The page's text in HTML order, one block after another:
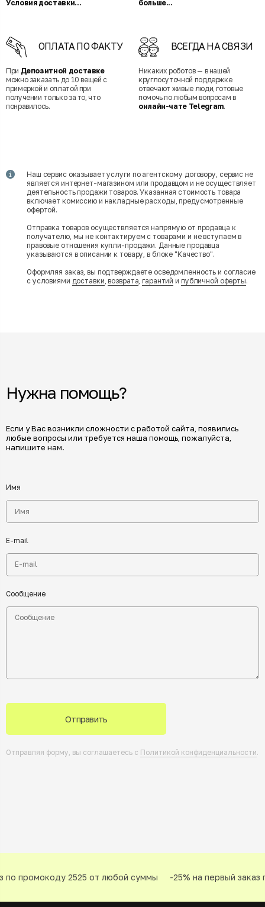
Условия доставки... больше...
ОПЛАТА ПО ФАКТУ
При Депозитной доставке
можно заказать до 10 вещей с
примеркой и оплатой при
получении только за то, что
понравилось.
ВСЕГДА НА СВЯЗИ
Никаких роботов — в нашей
круглосуточной поддержке
отвечают живые люди, готовые
помочь по любым вопросам в
онлайн-чате Telegram.
Наш сервис оказывает услуги по агентскому договору, сервис не
является интернет-магазином или продавцом и не осуществляет
деятельность продажи товаров. Указанная стоимость товара
включает комиссию и накладные расходы, предусмотренные
офертой.
Отправка товаров осуществляется напрямую от продавца к
получателю, мы не контактируем с товарами и не вступаем в
правовые отношения купли-продажи. Данные продавца
указываются в описании к товару, в блоке "Качество".
Оформляя заказ, вы подтверждаете осведомленность и согласие
с условиями доставки,возврата,гарантий и публичной оферты.
Нужна помощь?
Если у Вас возникли сложности с работой сайта, появились
любые вопросы или требуется наша помощь, пожалуйста,
напишите нам.
Имя
E-mail
Сообщение
Отправить
Отправляя форму, вы соглашаетесь с Политикой конфиденциальности.
промокоду 2525 от любой суммы -25% на первый заказ